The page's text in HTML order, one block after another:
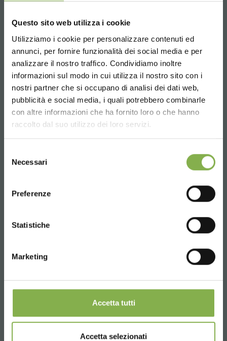
Questo sito web utilizza i cookie
Utilizziamo i cookie per personalizzare contenuti ed
annunci, per fornire funzionalità dei social media e per
analizzare il nostro traffico. Condividiamo inoltre
informazioni sul modo in cui utilizza il nostro sito con i
nostri partner che si occupano di analisi dei dati web,
pubblicità e social media, i quali potrebbero combinarle
con altre informazioni che ha fornito loro o che hanno
raccolto dal suo utilizzo dei loro servizi.
delNecessari
Preferenze
Statistiche
Marketing
Accetta tutti
Accetta selezionati
Choose the country you are in and your
language for a better browsing experience
SERVICES
Over 40 years of experience
Customized projects for plant and flower sales